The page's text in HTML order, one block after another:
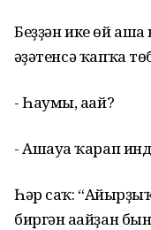
Беҙҙән ике өй аша
ғәҙәтенсә ҡапҡа
- Һаумы, ағай?
- Ашауға ҡарап
Һәр саҡ:
биргән ағайҙан